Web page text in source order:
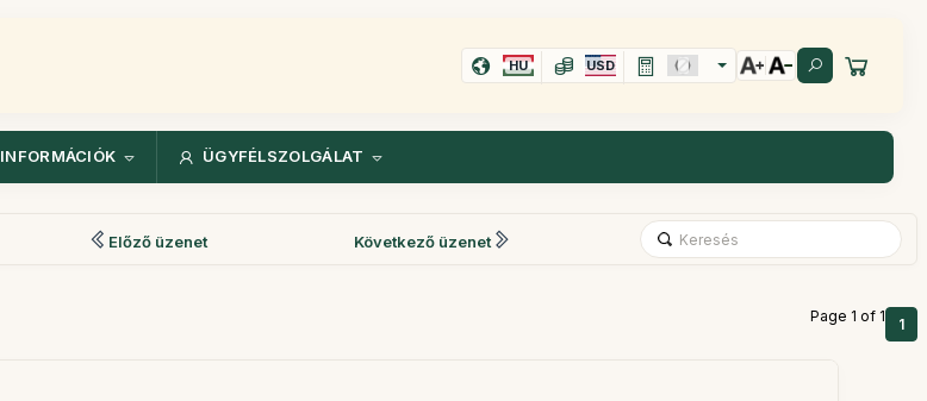
HU USD
INFORMÁCIÓK ÜGYFÉLSZOLGÁLAT
Előző üzenet Következő üzenet
Page 1 of 1 1